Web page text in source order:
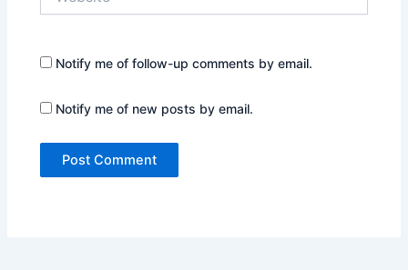
Notify me of follow-up comments by email.
Notify me of new posts by email.